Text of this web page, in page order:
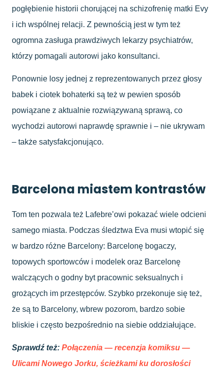
pogłębienie historii chorującej na schizofrenię matki Evy
i ich wspólnej relacji. Z pewnością jest w tym też
ogromna zasługa prawdziwych lekarzy psychiatrów,
którzy pomagali autorowi jako konsultanci.
Ponownie losy jednej z reprezentowanych przez głosy
babek i ciotek bohaterki są też w pewien sposób
powiązane z aktualnie rozwiązywaną sprawą, co
wychodzi autorowi naprawdę sprawnie i – nie ukrywam
– także satysfakcjonująco.
Barcelona miastem kontrastów
Tom ten pozwala też Lafebre’owi pokazać wiele odcieni
samego miasta. Podczas śledztwa Eva musi wtopić się
w bardzo różne Barcelony: Barcelonę bogaczy,
topowych sportowców i modelek oraz Barcelonę
walczących o godny byt pracownic seksualnych i
grożących im przestępców. Szybko przekonuje się też,
że są to Barcelony, wbrew pozorom, bardzo sobie
bliskie i często bezpośrednio na siebie oddziałujące.
Sprawdź też: Połączenia — recenzja komiksu —
Ulicami Nowego Jorku, ścieżkami ku dorosłości